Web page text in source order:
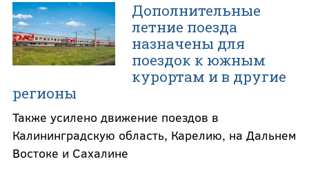
Дополнительные
летние поезда
назначены для
поездок к южным
курортам и в другие
регионы
Также усилено движение поездов в
Калининградскую область, Карелию, на Дальнем
Востоке и Сахалине